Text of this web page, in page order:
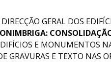
GERAL DOS
E MONUMENTOS
GRAVURAS E TEXTO NAS